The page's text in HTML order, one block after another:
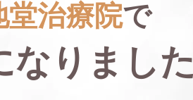
堂治療院で
なりました